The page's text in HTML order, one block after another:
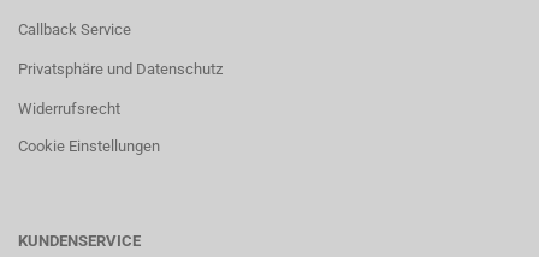
Callback Service
Privatsphäre und Datenschutz
Widerrufsrecht
Cookie Einstellungen
KUNDENSERVICE